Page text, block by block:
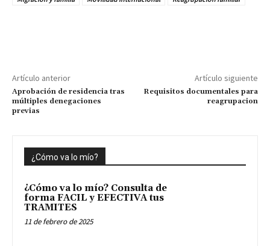
Artículo anterior
Aprobación de residencia tras
múltiples denegaciones
previas
Artículo siguiente
Requisitos documentales para
reagrupacion
¿Cómo va lo mío?
¿Cómo va lo mío? Consulta de
forma FACIL y EFECTIVA tus
TRAMITES
11 de febrero de 2025